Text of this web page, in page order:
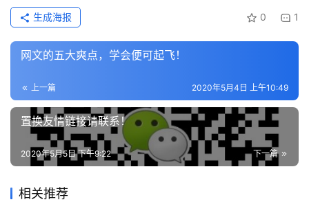
0 1
生成海报
网文的五大爽点，学会便可起飞！
上一篇 2020年5月4日 上午10:49
置换友情链接请联系！
下一篇
2020年5月5日 下午9:22
相关推荐